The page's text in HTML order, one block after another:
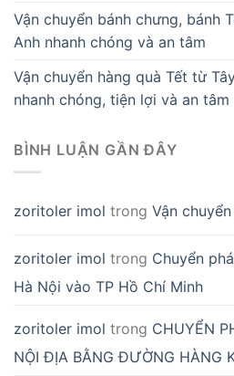
Vận chuyển bánh chưng, bánh
Anh nhanh chóng và an tâm
Vận chuyển hàng quà Tết từ
nhanh chóng, tiện lợi và an tâm
BÌNH LUẬN GẦN ĐÂY
zoritoler imol trong Vận
zoritoler imol trong Chuyển
Hà Nội vào TP Hồ Chí Minh
zoritoler imol trong CHUYỂN
NỘI ĐỊA BẰNG ĐƯỜNG HÀNG